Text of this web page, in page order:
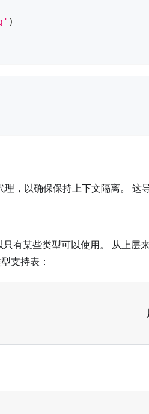
)
，以确保保持上下文隔离。 这
只有某些类型可以使用。 从上
支持表：